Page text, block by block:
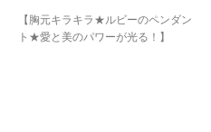
【胸元キラキラ★ルビーのペンダン
ト★愛と美のパワーが光る！】